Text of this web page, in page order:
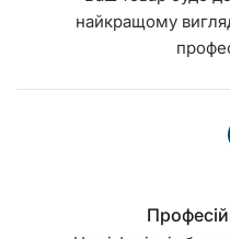
найкращому